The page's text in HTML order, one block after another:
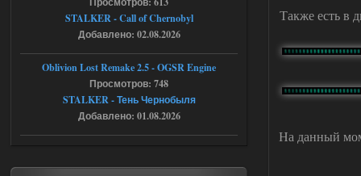
Также есть в
На данный
Тайна Зоны - Remaster 2026
20:25
AndreySA
[05.08.26
20:23:10.934] [17468]
FATAL ERROR
[error]Expression : FATAL ERROR
STALKER - Call of Chernobyl
Добавлено: 02.08.2026
Oblivion Lost Remake 2.5 - OGSR Engine
Просмотров: 748
STALKER - Тень Чернобыля
Добавлено: 01.08.2026